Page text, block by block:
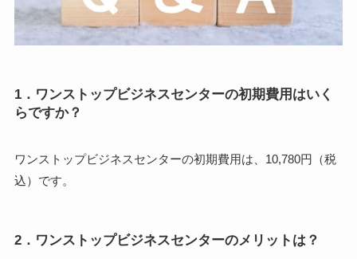
1．ワンストップビジネスセンターの初期費用はいく
らですか？
ワンストップビジネスセンターの初期費用は、10,780円（税
込）です。
2．ワンストップビジネスセンターのメリットは？